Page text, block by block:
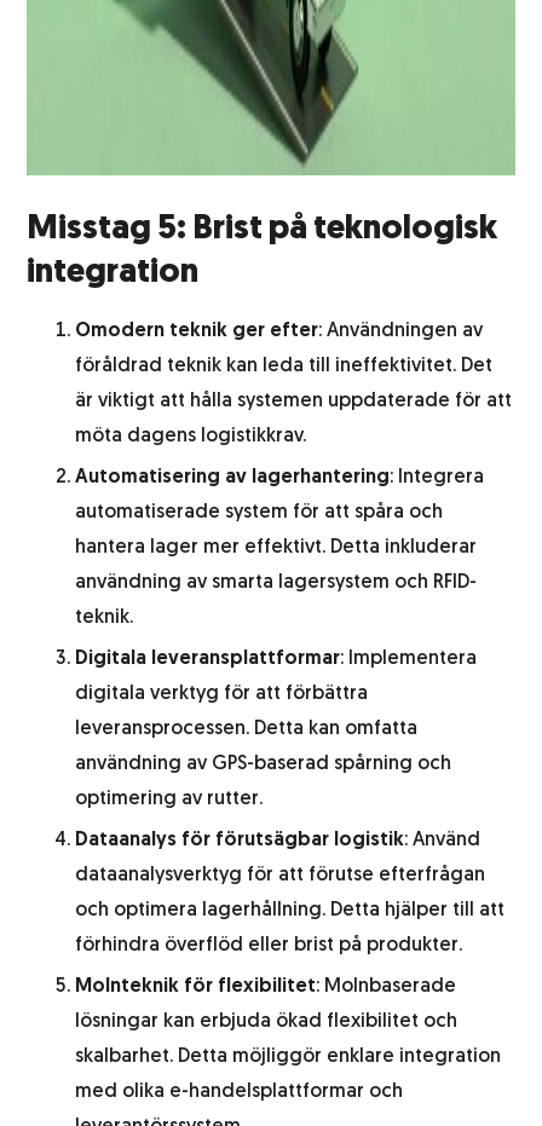
Misstag 5: Brist på teknologisk
integration
Omodern teknik ger efter: Användningen av
föråldrad teknik kan leda till ineffektivitet. Det
är viktigt att hålla systemen uppdaterade för att
möta dagens logistikkrav.
Automatisering av lagerhantering: Integrera
automatiserade system för att spåra och
hantera lager mer effektivt. Detta inkluderar
användning av smarta lagersystem och RFID-
teknik.
Digitala leveransplattformar: Implementera
digitala verktyg för att förbättra
leveransprocessen. Detta kan omfatta
användning av GPS-baserad spårning och
optimering av rutter.
Dataanalys för förutsägbar logistik: Använd
dataanalysverktyg för att förutse efterfrågan
och optimera lagerhållning. Detta hjälper till att
förhindra överflöd eller brist på produkter.
Molnteknik för flexibilitet: Molnbaserade
lösningar kan erbjuda ökad flexibilitet och
skalbarhet. Detta möjliggör enklare integration
med olika e-handelsplattformar och